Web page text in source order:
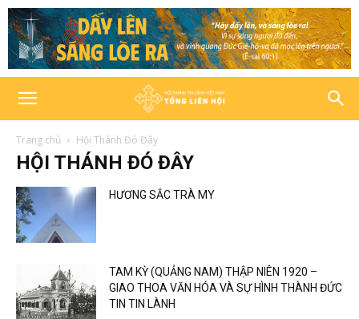
Trang chủ Hội Thánh Đó Đây
HỘI THÁNH ĐÓ ĐÂY
HƯƠNG SẮC TRÀ MY
TAM KỲ (QUẢNG NAM) THẬP NIÊN 1920 –
GIAO THOA VĂN HÓA VÀ SỰ HÌNH THÀNH ĐỨC
TIN TIN LÀNH